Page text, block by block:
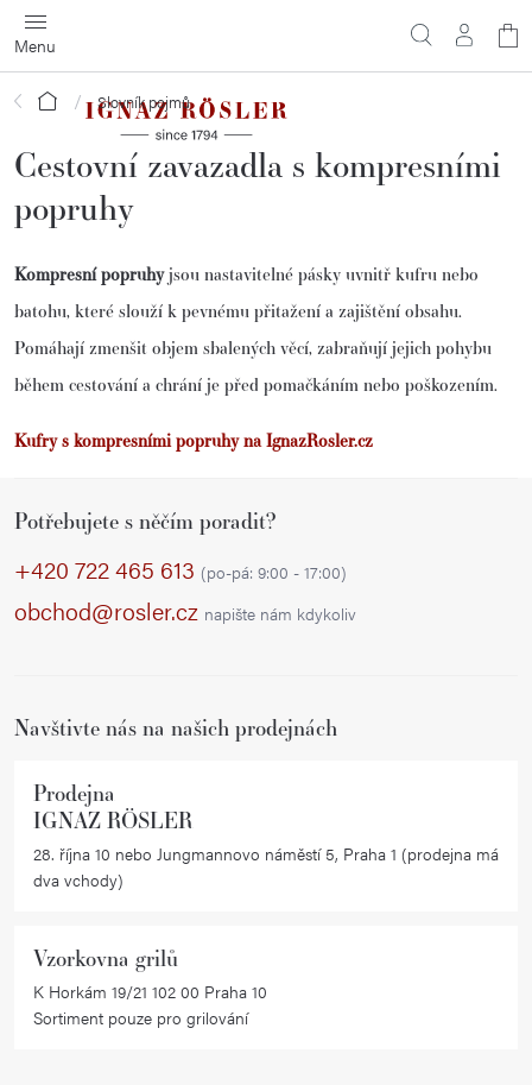
Přejít
na
obsah
Domů Slovník pojmů
Cestovní zavazadla s kompresními
popruhy
Kompresní popruhyjsou nastavitelné pásky uvnitř kufru nebo
batohu, které slouží k pevnému přitažení a zajištění obsahu.
Pomáhají zmenšit objem sbalených věcí, zabraňují jejich pohybu
během cestování a chrání je před pomačkáním nebo poškozením.
Kufry s kompresními popruhy na IgnazRosler.cz
Potřebujete s něčím poradit?
+420 722 465 613 (po-pá: 9:00 - 17:00)
obchod@rosler.cz napište nám kdykoliv
Navštivte nás na našich prodejnách
Prodejna
IGNAZ RÖSLER
28. října 10 nebo Jungmannovo náměstí 5, Praha 1 (prodejna má
dva vchody)
Vzorkovna grilů
K Horkám 19/21 102 00 Praha 10
Sortiment pouze pro grilování